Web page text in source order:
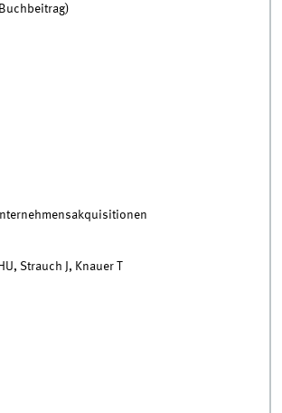
Strauch J, Knauer T